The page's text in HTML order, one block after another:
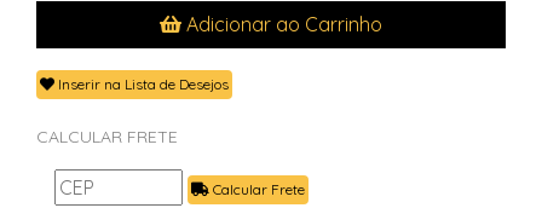
Adicionar ao Carrinho
Inserir na Lista de Desejos
CALCULAR FRETE
Calcular Frete